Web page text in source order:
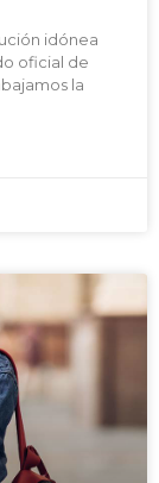
idónea
oficial de
la